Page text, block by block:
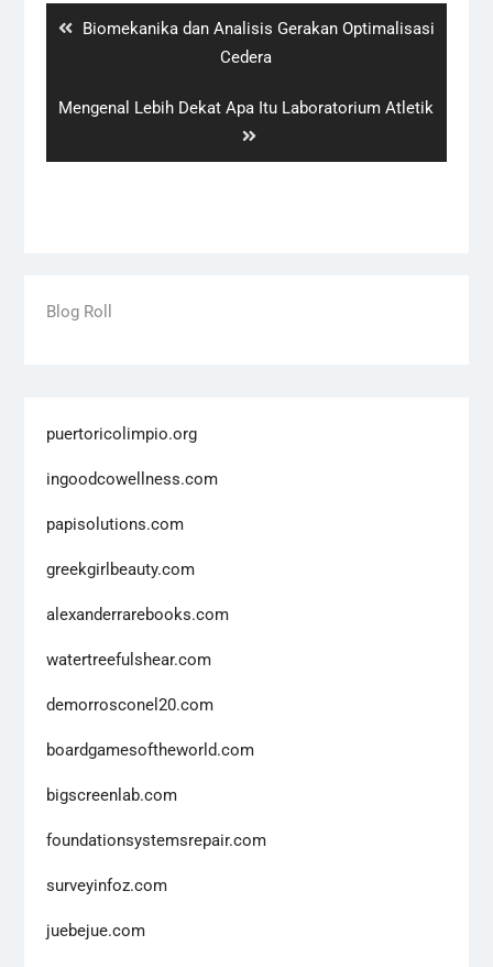
Previous
Biomekanika dan Analisis Gerakan Optimalisasi
Cedera
Next
Mengenal Lebih Dekat Apa Itu Laboratorium Atletik
Blog Roll
puertoricolimpio.org
ingoodcowellness.com
papisolutions.com
greekgirlbeauty.com
alexanderrarebooks.com
watertreefulshear.com
demorrosconel20.com
boardgamesoftheworld.com
bigscreenlab.com
foundationsystemsrepair.com
surveyinfoz.com
juebejue.com